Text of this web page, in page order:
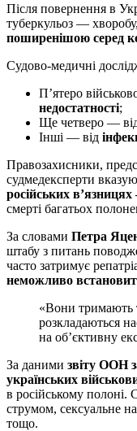
Після повернення в
туберкульоз —
поширенішою серед
Судово-медичні
П’ятеро
недостатності;
Ще четверо —
Інші — від
Правозахисники,
судмедексперти
російських
смерті багатьох
За словами Петра
штабу з питань
часто затримує
неможливо
«Вони тримають
розкладаються
на об’єктивну
За даними звіту ООН
українських
в російському
струмом, сексуальне
тощо.